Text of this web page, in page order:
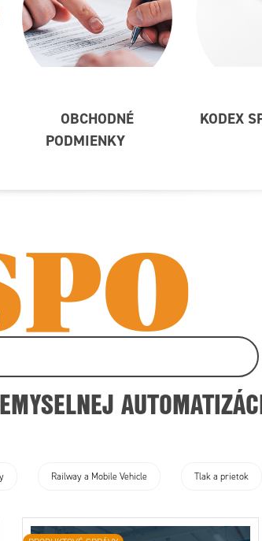
OBCHODNÉ
PODMIENKY
KODEX
Railway a Mobile Vehicle Tlak a prietok